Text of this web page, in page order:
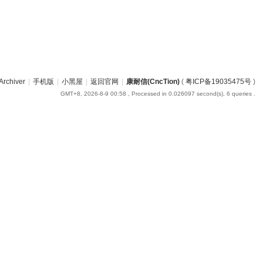
| 手机版 | 小黑屋 | 返回官网 | 康耐信(CncTion)( 粤ICP备19035475号)
GMT+8, 2026-8-9 00:58 , Processed in 0.026097 second(s), 6 queries .